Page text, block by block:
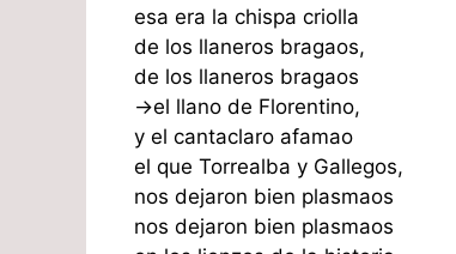
esa era la chispa criolla
de los llaneros bragaos,
de los llaneros bragaos
->el llano de Florentino,
y el cantaclaro afamao
el que Torrealba y Gallegos,
nos dejaron bien plasmaos
nos dejaron bien plasmaos